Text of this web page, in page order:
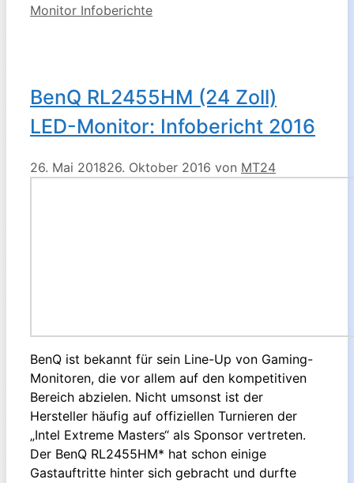
Kategorien
Monitor Infoberichte
BenQ RL2455HM (24 Zoll)
LED-Monitor: Infobericht 2016
26. Mai 201826. Oktober 2016 von MT24
BenQ ist bekannt für sein Line-Up von Gaming-
Monitoren, die vor allem auf den kompetitiven
Bereich abzielen. Nicht umsonst ist der
Hersteller häufig auf offiziellen Turnieren der
„Intel Extreme Masters“ als Sponsor vertreten.
Der BenQ RL2455HM* hat schon einige
Gastauftritte hinter sich gebracht und durfte